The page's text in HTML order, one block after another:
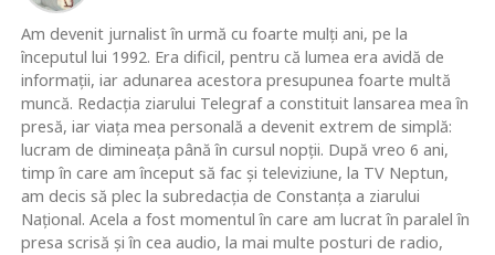
Am devenit jurnalist în urmă cu foarte mulţi ani, pe la
începutul lui 1992. Era dificil, pentru că lumea era avidă de
informaţii, iar adunarea acestora presupunea foarte multă
muncă. Redacţia ziarului Telegraf a constituit lansarea mea în
presă, iar viaţa mea personală a devenit extrem de simplă:
lucram de dimineaţa până în cursul nopţii. După vreo 6 ani,
timp în care am început să fac şi televiziune, la TV Neptun,
am decis să plec la subredacţia de Constanţa a ziarului
Naţional. Acela a fost momentul în care am lucrat în paralel în
presa scrisă şi în cea audio, la mai multe posturi de radio,